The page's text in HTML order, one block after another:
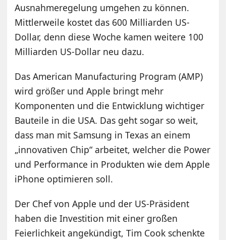
Ausnahmeregelung umgehen zu können.
Mittlerweile kostet das 600 Milliarden US-
Dollar, denn diese Woche kamen weitere 100
Milliarden US-Dollar neu dazu.
Das American Manufacturing Program (AMP)
wird größer und Apple bringt mehr
Komponenten und die Entwicklung wichtiger
Bauteile in die USA. Das geht sogar so weit,
dass man mit Samsung in Texas an einem
„innovativen Chip“ arbeitet, welcher die Power
und Performance in Produkten wie dem Apple
iPhone optimieren soll.
Der Chef von Apple und der US-Präsident
haben die Investition mit einer großen
Feierlichkeit angekündigt, Tim Cook schenkte